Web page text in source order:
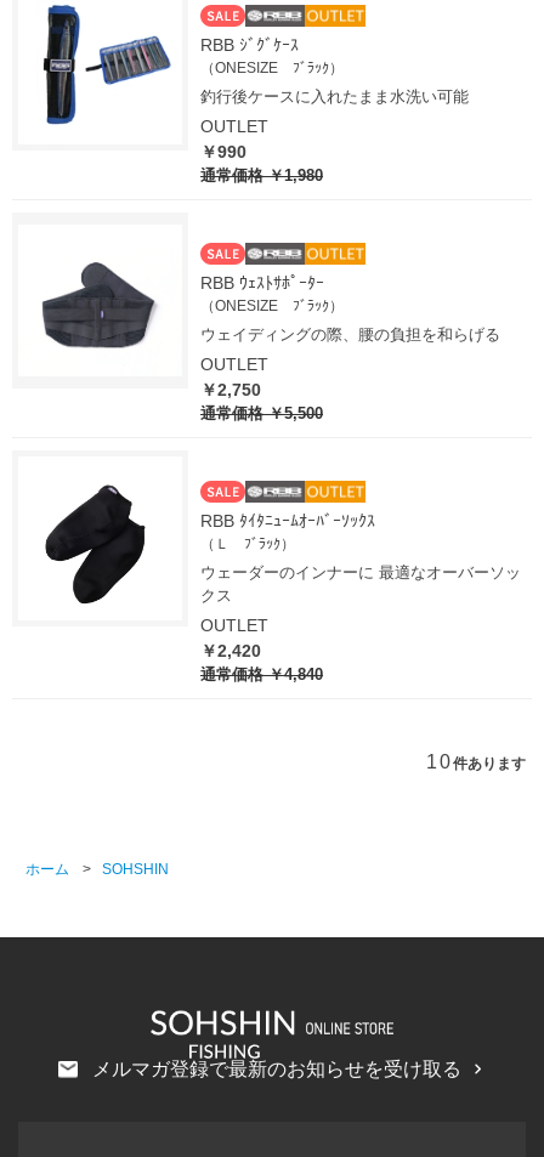
RBB ｼﾞｸﾞｹｰｽ
（ONESIZE ﾌﾞﾗｯｸ）
釣行後ケースに入れたまま水洗い可能
OUTLET
￥990
通常価格￥1,980
RBB ｳｪｽﾄｻﾎﾟｰﾀｰ
（ONESIZE ﾌﾞﾗｯｸ）
ウェイディングの際、腰の負担を和らげる
OUTLET
￥2,750
通常価格￥5,500
RBB ﾀｲﾀﾆｭｰﾑｵｰﾊﾞｰｿｯｸｽ
（Ｌ ﾌﾞﾗｯｸ）
ウェーダーのインナーに 最適なオーバーソッ
クス
OUTLET
￥2,420
通常価格￥4,840
10件あります
ホーム > SOHSHIN
メルマガ登録で最新のお知らせを受け取る